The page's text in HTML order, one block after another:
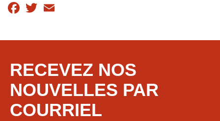
Facebook
Twitter
RECEVEZ NOS
NOUVELLES PAR
COURRIEL